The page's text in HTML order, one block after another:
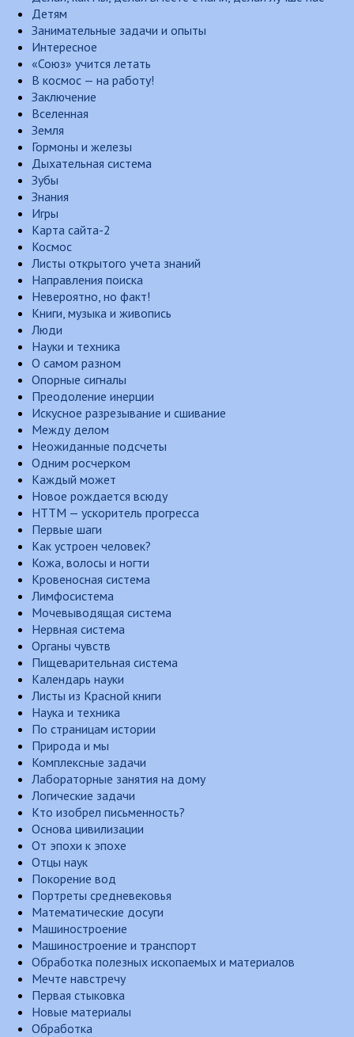
Детям
Занимательные задачи и опыты
Интересное
«Союз» учится летать
В космос — на работу!
Заключение
Вселенная
Земля
Гормоны и железы
Дыхательная система
Зубы
Знания
Игры
Карта сайта-2
Космос
Листы открытого учета знаний
Направления поиска
Невероятно, но факт!
Книги, музыка и живопись
Люди
Науки и техника
О самом разном
Опорные сигналы
Преодоление инерции
Искусное разрезывание и сшивание
Между делом
Неожиданные подсчеты
Одним росчерком
Каждый может
Новое рождается всюду
НТТМ — ускоритель прогресса
Первые шаги
Как устроен человек?
Кожа, волосы и ногти
Кровеносная система
Лимфосистема
Мочевыводящая система
Нервная система
Органы чувств
Пищеварительная система
Календарь науки
Листы из Красной книги
Наука и техника
По страницам истории
Природа и мы
Комплексные задачи
Лабораторные занятия на дому
Логические задачи
Кто изобрел письменность?
Основа цивилизации
От эпохи к эпохе
Отцы наук
Покорение вод
Портреты средневековья
Математические досуги
Машиностроение
Машиностроение и транспорт
Обработка полезных ископаемых и материалов
Мечте навстречу
Первая стыковка
Новые материалы
Обработка